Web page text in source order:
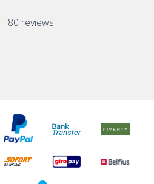
80 reviews